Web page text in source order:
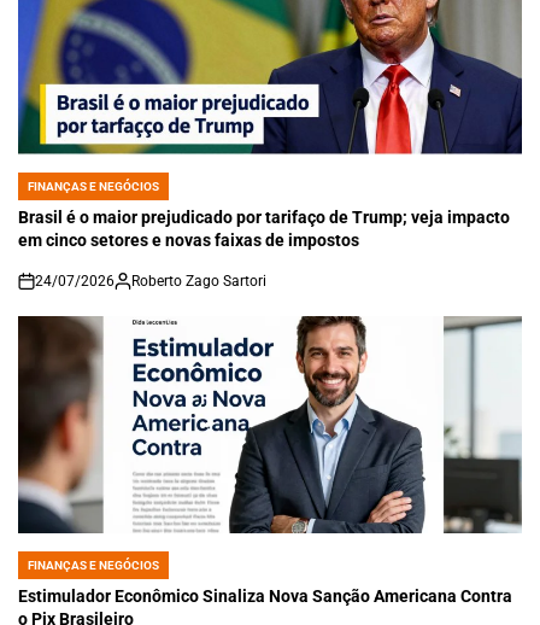
POSTED
IN
FINANÇAS E NEGÓCIOS
Brasil é o maior prejudicado por tarifaço de Trump; veja impacto
em cinco setores e novas faixas de impostos
on
24/07/2026 Roberto Zago Sartori
POSTED
IN
FINANÇAS E NEGÓCIOS
Estimulador Econômico Sinaliza Nova Sanção Americana Contra
o Pix Brasileiro